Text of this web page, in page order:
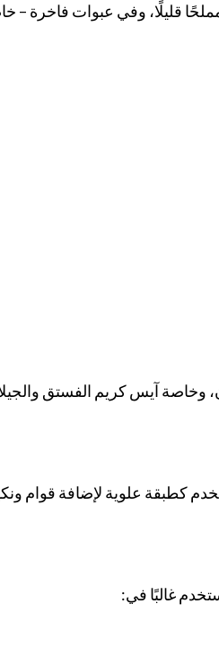
قليلًا، وفي عبوات فاخرة
وخاصة آيس كريم الفستق
كطبقة علوية لإضافة قوام
غالبًا في: